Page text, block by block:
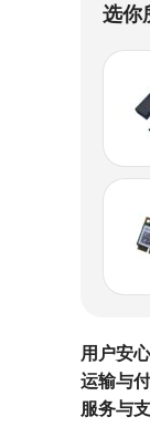
选你
用户安
运输与
服务与